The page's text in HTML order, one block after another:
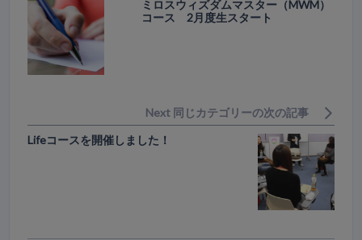
ミロスウィズダムマスター（MWM）
コース 2月度生スタート
Next 同じカテゴリーの次の記事
Lifeコースを開催しました！